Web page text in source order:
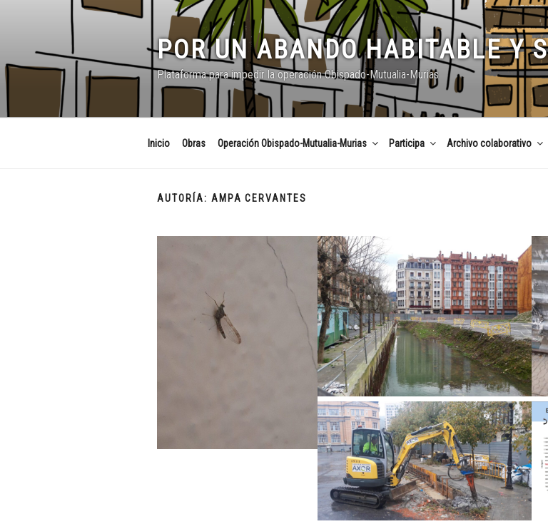
POR UN ABANDO HABITABLE Y
Plataforma para impedir la operación Obispado-Mutualia-Murias
Inicio Obras Operación Obispado-Mutualia-Murias Participa Archivo colaborativo
AUTORÍA: AMPA CERVANTES